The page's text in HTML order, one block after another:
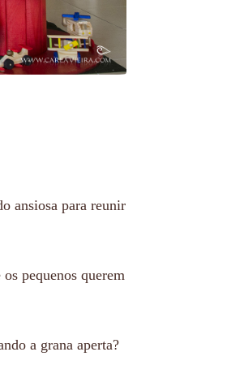
ansiosa para reunir
pequenos querem
a grana aperta?